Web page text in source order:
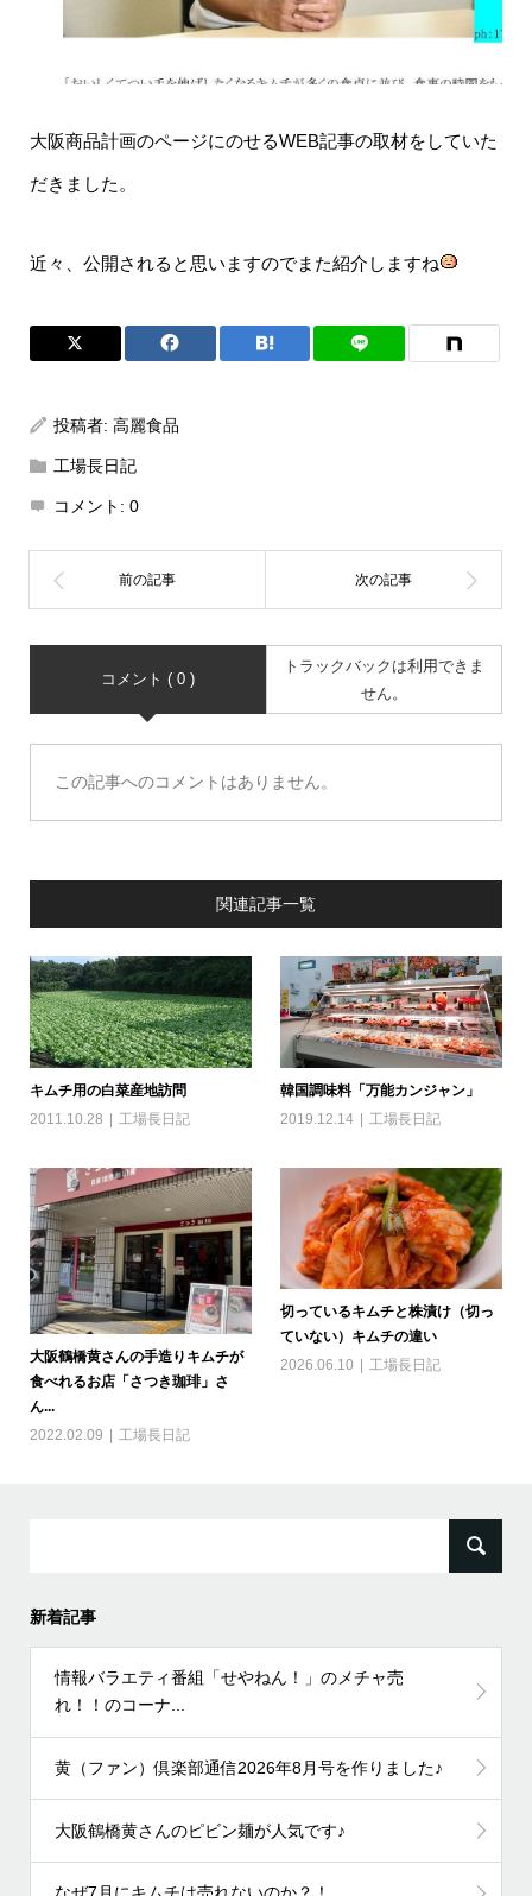
大阪商品計画のページにのせるWEB記事の取材をしていた
だきました。
近々、公開されると思いますのでまた紹介しますね
投稿者: 高麗食品
工場長日記
コメント: 0
コメント ( 0 )
トラックバックは利用できま
せん。
この記事へのコメントはありません。
関連記事一覧
キムチ用の白菜産地訪問
2011.10.28
工場長日記
韓国調味料「万能カンジャン」
2019.12.14
工場長日記
大阪鶴橋黄さんの手造りキムチが
食べれるお店「さつき珈琲」さ
ん...
2022.02.09
工場長日記
切っているキムチと株漬け（切っ
ていない）キムチの違い
2026.06.10
工場長日記
新着記事
情報バラエティ番組「せやねん！」のメチャ売
れ！！のコーナ...
黄（ファン）倶楽部通信2026年8月号を作りました♪
大阪鶴橋黄さんのピビン麺が人気です♪